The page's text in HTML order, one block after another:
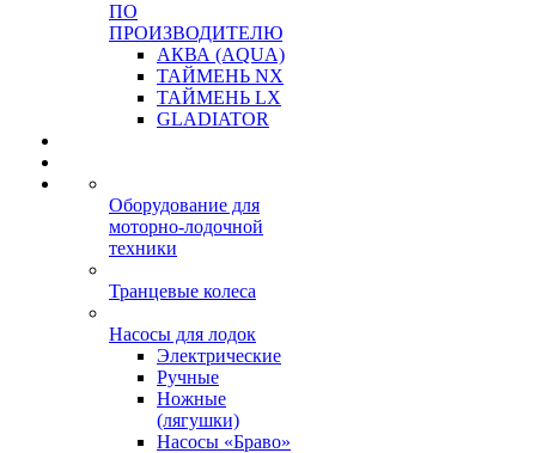
ПО
ПРОИЗВОДИТЕЛЮ
АКВА (AQUA)
ТАЙМЕНЬ NX
ТАЙМЕНЬ LX
GLADIATOR
Оборудование для
моторно-лодочной
техники
Транцевые колеса
Насосы для лодок
Электрические
Ручные
Ножные
(лягушки)
Насосы «Браво»